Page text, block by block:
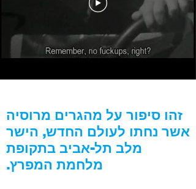
זהו סיפור על מהגרים מרוסיה
אשר נחתו לעולם החדש, הישר
מלב תל-אביב בתקופת
מלחמת המפרץ.